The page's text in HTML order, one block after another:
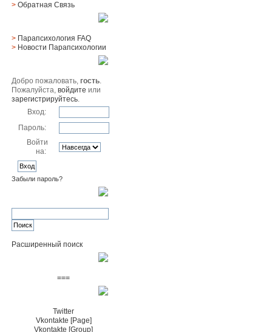
> Обратная Cвязь
> Парапсихология FAQ
> Новости Парапсихологии
Добро пожаловать,гость.
Пожалуйста,войдите или
зарегистрируйтесь.
Вход:
Пароль:
Войти
на:
Забыли пароль?
Расширенный поиск
===
Twitter
Vkontakte [Page]
Vkontakte [Group]